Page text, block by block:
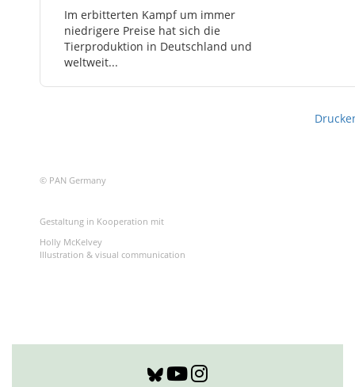
Im erbitterten Kampf um immer
niedrigere Preise hat sich die
Tierproduktion in Deutschland und
weltweit...
© PAN Germany
Gestaltung in Kooperation mit
Holly McKelvey
Illustration & visual communication